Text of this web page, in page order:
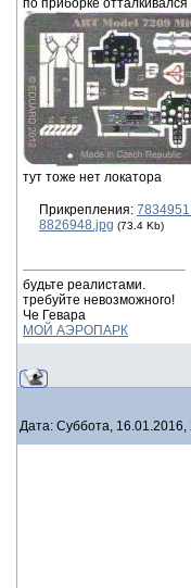
по приборке отталкивался
тут тоже нет локатора
Прикрепления:
8826948.jpg (73.4 Kb)
будьте реалистами.
требуйте невозможного!
Че Гевара
МОЙ АЭРОПАРК
Дата: Суббота,